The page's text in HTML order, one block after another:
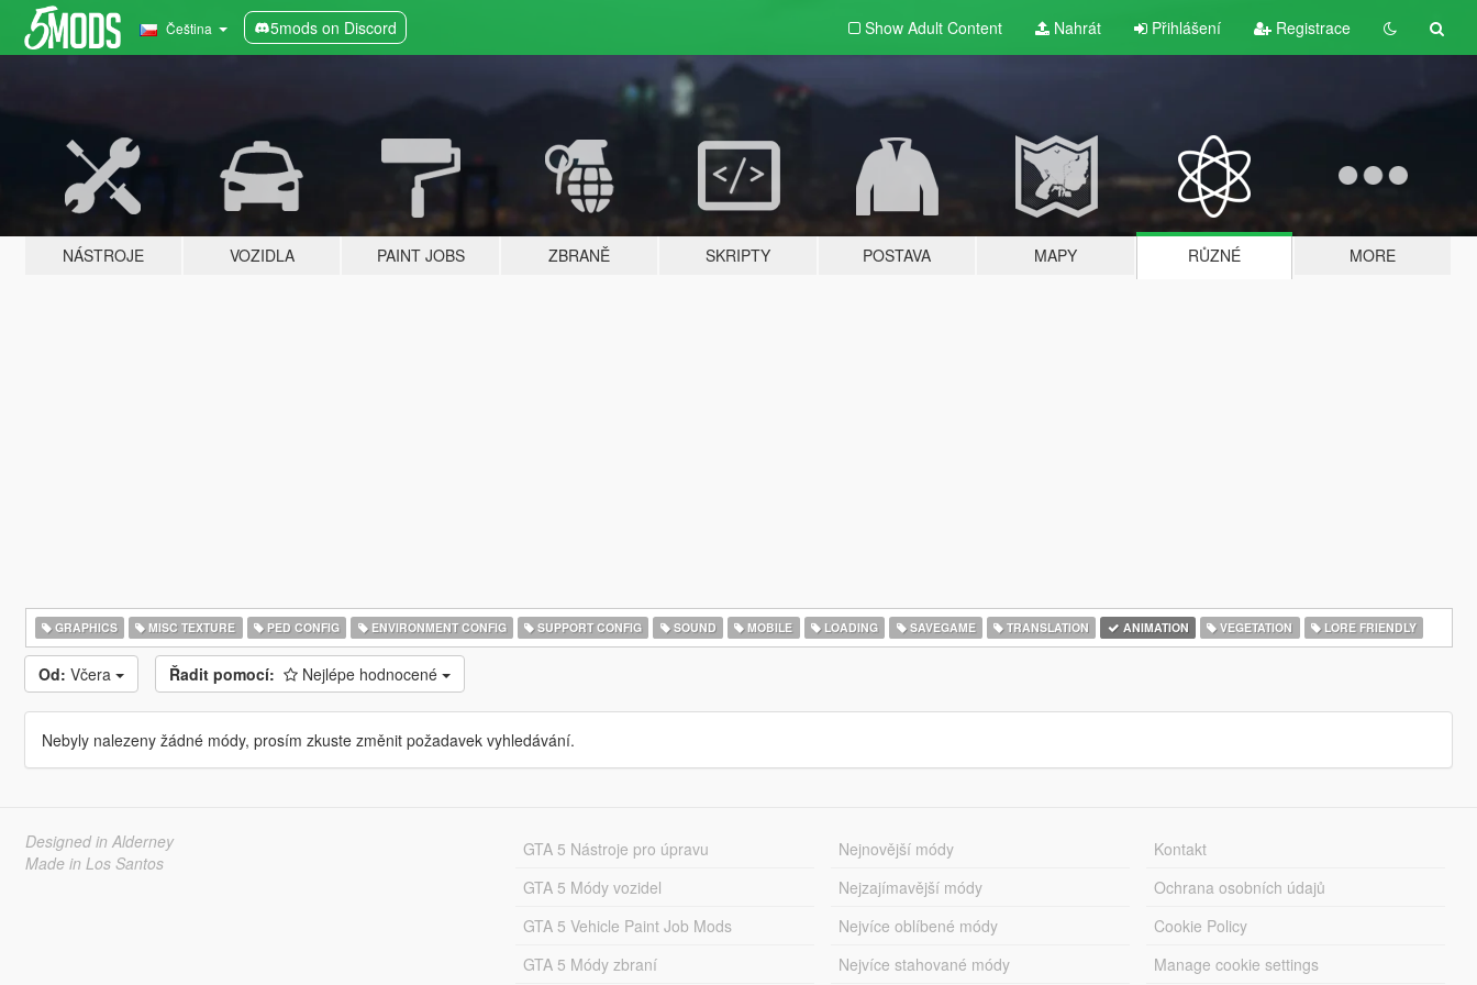
Čeština 5mods on Discord Show Adult Content Nahrát Přihlášení Registrace
NÁSTROJE VOZIDLA PAINT JOBS ZBRANĚ SKRIPTY POSTAVA MAPY RŮZNÉ MORE
GRAPHICS MISC TEXTURE PED CONFIG ENVIRONMENT CONFIG SUPPORT CONFIG SOUND MOBILE LOADING SAVEGAME TRANSLATION ANIMATION VEGETATION LORE FRIENDLY
Od: Včera Řadit pomocí: Nejlépe hodnocené
Nebyly nalezeny žádné módy, prosím zkuste změnit požadavek vyhledávání.
Designed in Alderney
Made in Los Santos
GTA 5 Nástroje pro úpravu
GTA 5 Módy vozidel
GTA 5 Vehicle Paint Job Mods
GTA 5 Módy zbraní
Nejnovější módy
Nejzajímavější módy
Nejvíce oblíbené módy
Nejvíce stahované módy
Kontakt
Ochrana osobních údajů
Cookie Policy
Manage cookie settings